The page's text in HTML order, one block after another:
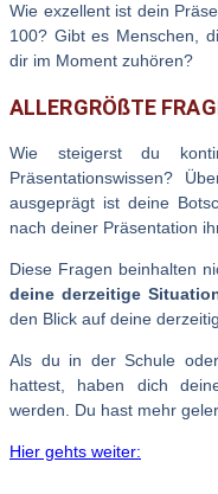
Wie exzellent ist dein
100? Gibt es Menschen,
dir im Moment zuhören?
ALLERGRÖßTE
Wie steigerst du
Präsentationswissen?
ausgeprägt ist deine
nach deiner Präsentation
Diese Fragen beinhalten
deine derzeitige
den Blick auf deine
Als du in der Schule
hattest, haben dich
werden. Du hast mehr
Hier gehts weiter: